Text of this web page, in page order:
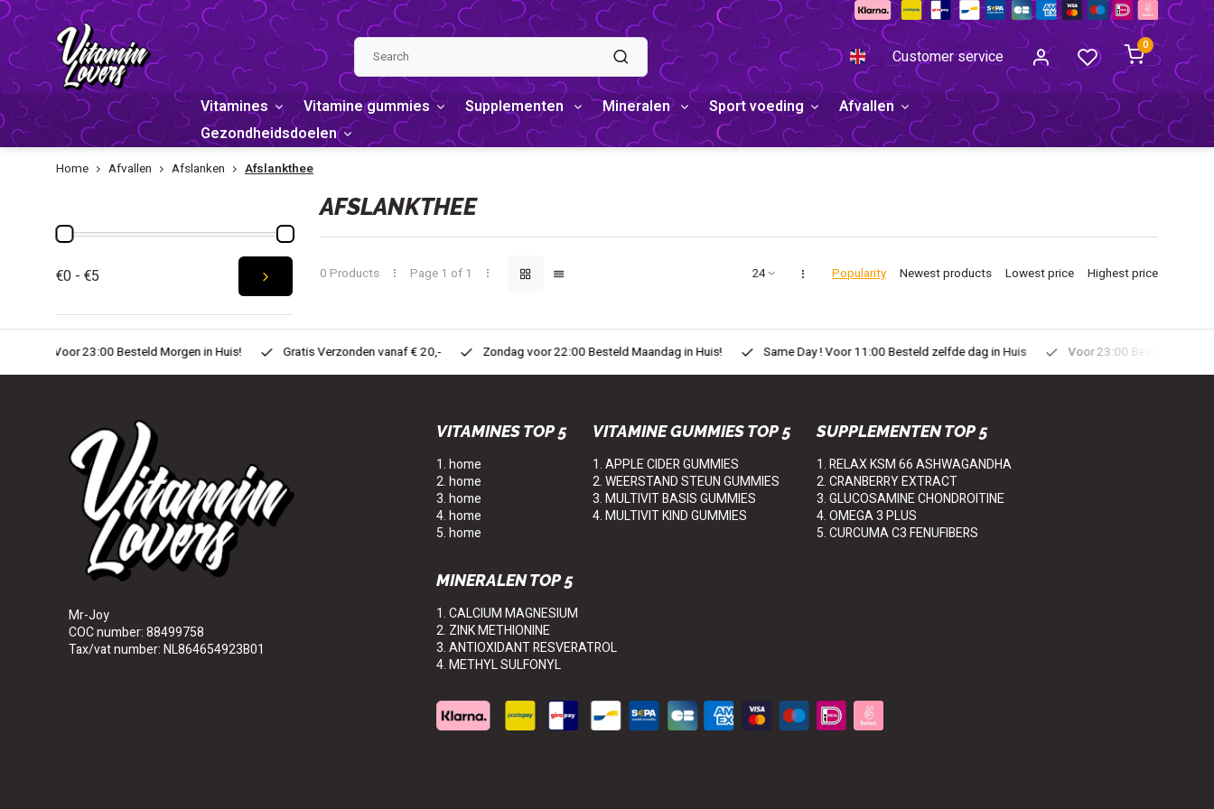
Customer service
0
Vitamines Vitamine gummies Supplementen Mineralen Sport voeding
Afvallen
Gezondheidsdoelen
Home Afvallen Afslanken Afslankthee
€0 - €5
AFSLANKTHEE
0 Products Page 1 of 1 Popularity Newest products Lowest price Highest price
Gratis Verzonden vanaf € 20,- Zondag voor 22:00 Besteld Maandag in Huis! Same Day ! Voor 11:00 Besteld zelfde dag in Huis Voor 23:00 Besteld Morgen in Huis! Gratis Verzonden
Mr-Joy
COC number: 88499758
Tax/vat number: NL864654923B01
VITAMINES TOP 5
1. home
2. home
3. home
4. home
5. home
VITAMINE GUMMIES TOP 5
1. APPLE CIDER GUMMIES
2. WEERSTAND STEUN GUMMIES
3. MULTIVIT BASIS GUMMIES
4. MULTIVIT KIND GUMMIES
SUPPLEMENTEN TOP 5
1. RELAX KSM 66 ASHWAGANDHA
2. CRANBERRY EXTRACT
3. GLUCOSAMINE CHONDROITINE
4. OMEGA 3 PLUS
5. CURCUMA C3 FENUFIBERS
MINERALEN TOP 5
1. CALCIUM MAGNESIUM
2. ZINK METHIONINE
3. ANTIOXIDANT RESVERATROL
4. METHYL SULFONYL